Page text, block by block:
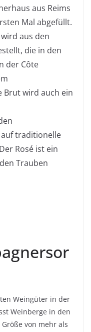
aus Reims
Mal abgefüllt.
aus den
die in den
der Côte
Brut wird auch ein
auf traditionelle
Rosé ist ein
Trauben
Weingüter in der
Weinberge in den
von mehr als